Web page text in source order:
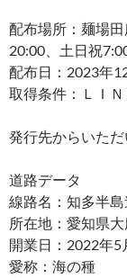
配布場所：麺場
20:00、土日祝
配布日：2023年
取得条件：ＬＩＮ
発行先からいただ
道路データ
線路名：知多半島
所在地：愛知県
開業日：2022年5
愛称：海の種